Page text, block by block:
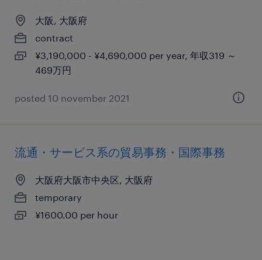
大阪, 大阪府
contract
¥3,190,000 - ¥4,690,000 per year, 年収319 ～
469万円
posted 10 november 2021
流通・サービス系の貿易事務・国際事務
大阪府大阪市中央区, 大阪府
temporary
¥1600.00 per hour